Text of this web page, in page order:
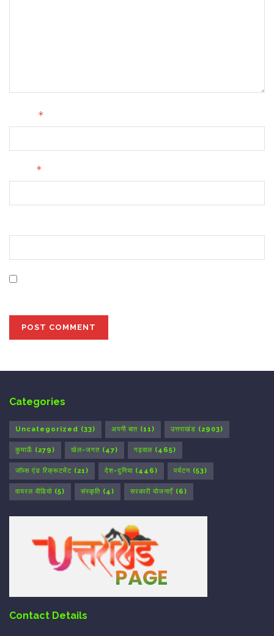
*
*
Categories
Uncategorized (33) अपनी बात (11) उत्तराखंड (2903)
कुमाऊँ (279) खेल-जगत (47) गढ़वाल (465)
जॉब्स एंड रिक्रूटमेंट (21) देश-दुनिया (446) पर्यटन (53)
वायरल वीडियो (5) संस्कृति (4) सरकारी योजनाएँ (6)
Contact Details